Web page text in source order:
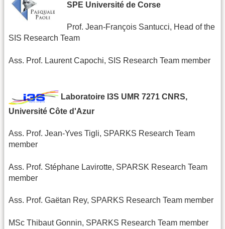
SPE Université de Corse
Prof. Jean-François Santucci, Head of the
SIS Research Team
Ass. Prof. Laurent Capochi, SIS Research Team member
Laboratoire I3S UMR 7271 CNRS,
Université Côte d'Azur
Ass. Prof. Jean-Yves Tigli, SPARKS Research Team
member
Ass. Prof. Stéphane Lavirotte, SPARSK Research Team
member
Ass. Prof. Gaëtan Rey, SPARKS Research Team member
MSc Thibaut Gonnin, SPARKS Research Team member